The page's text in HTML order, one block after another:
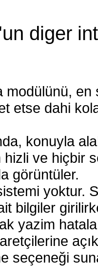
diger
modülünü,
etse dahi
konuyla
hizli ve hiçbir
görüntüler.
yoktur.
bilgiler
yazim
seçeneği